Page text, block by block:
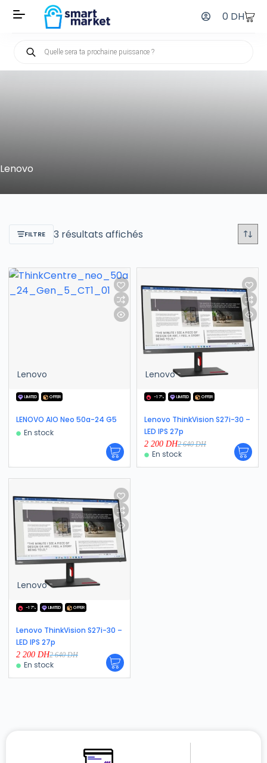
0 DH
Lenovo
FILTRE 3 résultats affichés
Lenovo
LIMITED OFFER
LENOVO AIO Neo 50a-24 G5
En stock
Lenovo
-17% LIMITED OFFER
Lenovo ThinkVision S27i-30 –
LED IPS 27p
2 640DH
2 200 DH
En stock
Lenovo
-17% LIMITED OFFER
Lenovo ThinkVision S27i-30 –
LED IPS 27p
2 640DH
2 200 DH
En stock